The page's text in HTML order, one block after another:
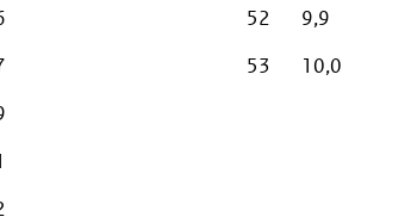
52
9,9
53
10,0